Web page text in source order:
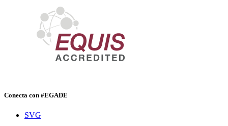
Conecta con #EGADE
SVG